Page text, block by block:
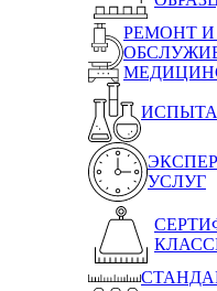
РЕМОНТ
УСЛУГ